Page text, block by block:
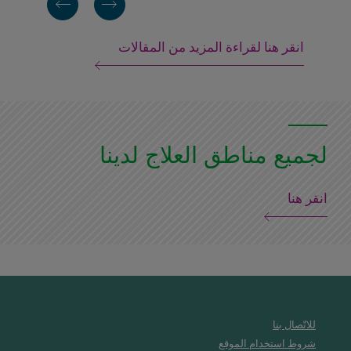
انقر هنا لقراءة المزيد من المقالات
لجميع مناطق العلاج لدينا
انقر هنا
للاتّصال بنا
شروط استخدام الموقع